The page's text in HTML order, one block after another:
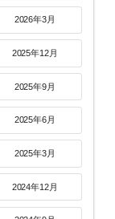
2026年3月
2025年12月
2025年9月
2025年6月
2025年3月
2024年12月